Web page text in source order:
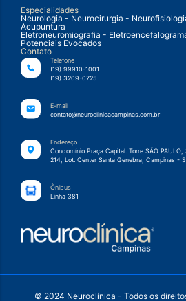
Especialidades
Neurologia - Neurocirurgia -
Acupuntura
Eletroneuromiografia -
Potenciais Evocados
Contato
Telefone
(19) 99910-1001
(19) 3209-0725
E-mail
contato@neuroclinicacampinas.com.br
Endereço
Condomínio Praça Capital. Torre SÃO PAULO,
214, Lot. Center Santa Genebra, Campinas -
Ônibus
Linha 381
© 2024 Neuroclínica - Todos os